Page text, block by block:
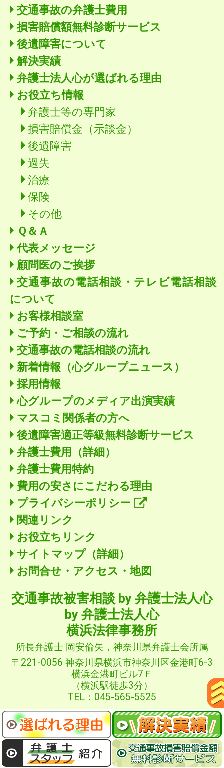
交通事故の弁護士費用
損害賠償額無料診断サービス
後遺障害について
解決実績
弁護士法人心が選ばれる理由
お役立ち情報
弁護士等の専門家
損害賠償金（示談金）
後遺障害
過失
治療
保険
その他
Ｑ＆Ａ
代表メッセージ
顧問医のご挨拶
交通事故の電話相談・テレビ電話相談
について
お客様相談室
ご予約・ご相談の流れ
交通事故の電話相談の流れ
新着情報 （心グループニュース）
採用情報
心グループのメディア出演実績
マスコミ関係者の方へ
後遺障害適正等級無料診断サービス
弁護士費用（詳細）
弁護士費用特約
費用の安さにこだわる理由
プライバシーポリシー
関連リンク
お役立ちリンク
サイトマップ（詳細）
お問合せ・アクセス・地図
交通事故被害相談by 弁護士法人心
by 弁護士法人心
横浜法律事務所
所長弁護士 岡安倫矢，神奈川県弁護士会所属
〒221-0056 神奈川県横浜市神奈川区金港町6-3
横浜金港町ビル7Ｆ
（横浜駅徒歩3分）
TEL：045-565-5525